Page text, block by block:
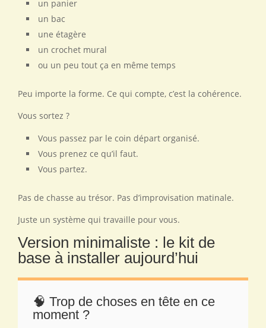
un panier
un bac
une étagère
un crochet mural
ou un peu tout ça en même temps
Peu importe la forme. Ce qui compte, c’est la cohérence.
Vous sortez ?
Vous passez par le coin départ organisé.
Vous prenez ce qu’il faut.
Vous partez.
Pas de chasse au trésor. Pas d’improvisation matinale.
Juste un système qui travaille pour vous.
Version minimaliste : le kit de
base à installer aujourd’hui
🧠 Trop de choses en tête en ce
moment ?